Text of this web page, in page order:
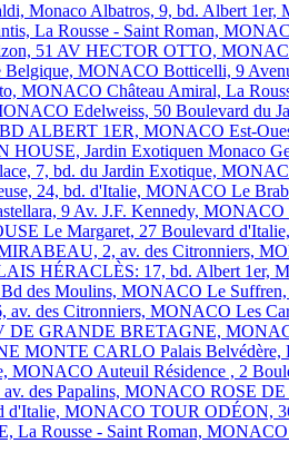
MonacoAlbatros, 9, bd. Albert 1er,
La Rousse - Saint Roman,
51 AV HECTOR OTTO,
Belgique, MONACO Botticelli, 9
MONACO Château Amiral, La
Edelweiss, 50 Boulevard du
BD ALBERT 1ER, MONACO Est-
HOUSE, Jardin Exotiquen Monaco
7, bd. du Jardin Exotique,
24, bd. d'Italie, MONACO Le
9 Av. J.F. Kennedy, MONACO
Le Margaret, 27 Boulevard
2, av. des Citronniers,
HÉRACLÈS: 17, bd. Albert 1er,
des Moulins, MONACO Le
av. des Citronniers, MONACO Les
DE GRANDE BRETAGNE,
MONTE CARLO Palais
MONACO Auteuil Résidence , 2
av. des Papalins, MONACO ROSE
d'Italie, MONACO TOUR ODÉON,
La Rousse - Saint Roman, MONACO